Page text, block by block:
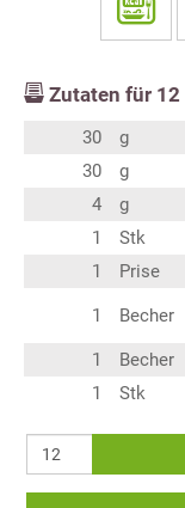
Zutaten für 12
30 g
30
g
4
g
1
Stk
1
Prise
1 Becher
1
Becher
1
Stk